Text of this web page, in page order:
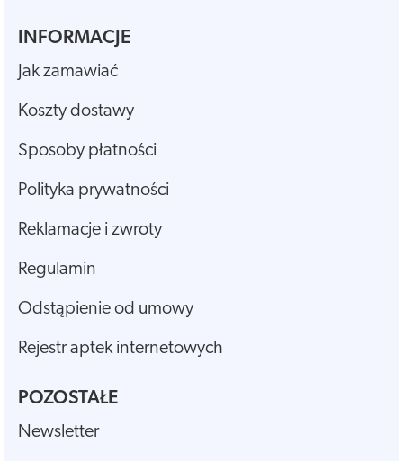
INFORMACJE
Jak zamawiać
Koszty dostawy
Sposoby płatności
Polityka prywatności
Reklamacje i zwroty
Regulamin
Odstąpienie od umowy
Rejestr aptek internetowych
POZOSTAŁE
Newsletter